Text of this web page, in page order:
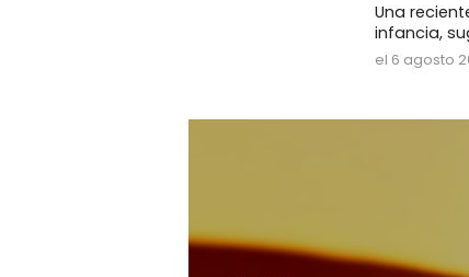
Una
infancia,
el 6 agosto